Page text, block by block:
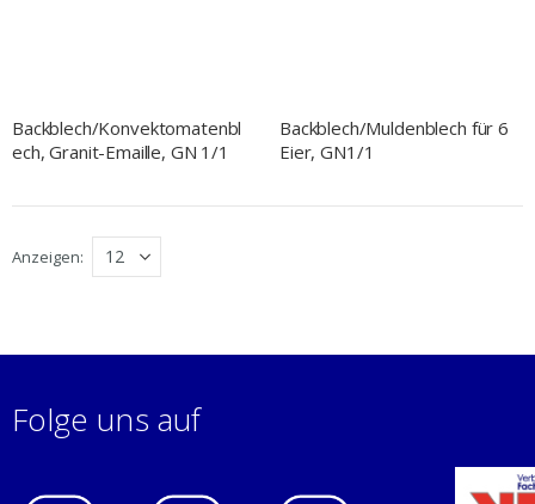
Backblech/Konvektomatenbl
ech, Granit-Emaille, GN 1/1
Backblech/Muldenblech für 6
Eier, GN1/1
Anzeigen
Folge uns auf